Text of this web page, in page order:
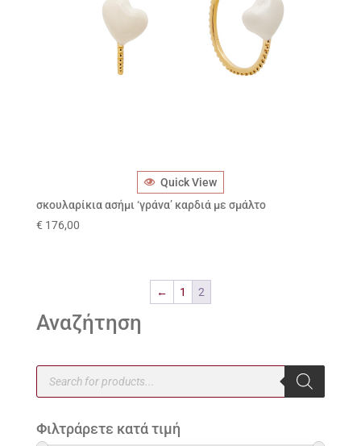
Quick View
σκουλαρίκια ασήμι ‘γράνα’ καρδιά με σμάλτο
€ 176,00
← 1 2
Αναζήτηση
Products
search
Φιλτράρετε κατά τιμή